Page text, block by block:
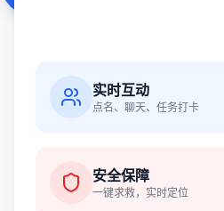
实时互动
点名、聊天、任务打卡
安全保障
一键求救，实时定位